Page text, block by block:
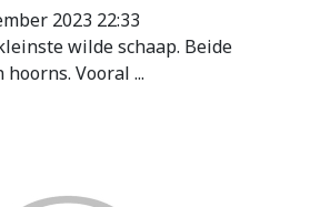
2023 22:33
wilde schaap. Beide
Vooral ...